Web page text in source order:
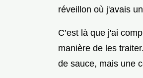
réveillon où j'avais
C’est là que j'ai
manière de les
de sauce, mais une